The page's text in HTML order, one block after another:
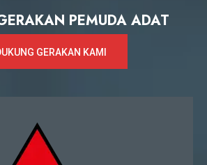
PEMUDA ADAT
GERAKAN KAMI